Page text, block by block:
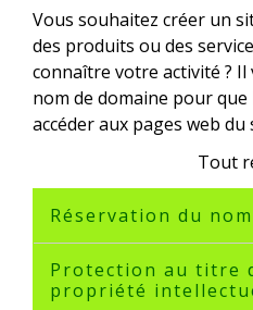
Vous souhaitez créer un
des produits ou des
connaître votre activité ?
nom de domaine pour
accéder aux pages web du
Tout
Réservation du
Protection au titre
propriété